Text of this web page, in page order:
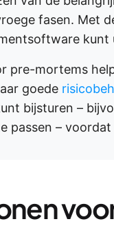
fasen. Met
kunt
pre-mortems
goede
bijsturen –
passen –